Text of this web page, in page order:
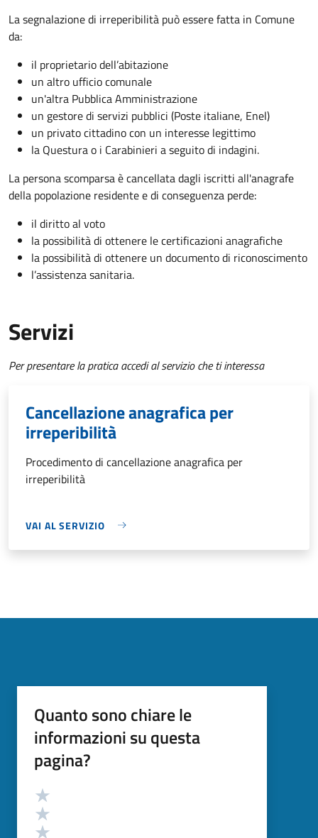
La segnalazione di irreperibilità può essere fatta in Comune
da:
il proprietario dell’abitazione
un altro ufficio comunale
un'altra Pubblica Amministrazione
un gestore di servizi pubblici (Poste italiane, Enel)
un privato cittadino con un interesse legittimo
la Questura o i Carabinieri a seguito di indagini.
La persona scomparsa è cancellata dagli iscritti all'anagrafe
della popolazione residente e di conseguenza perde:
il diritto al voto
la possibilità di ottenere le certificazioni anagrafiche
la possibilità di ottenere un documento di riconoscimento
l’assistenza sanitaria.
Servizi
Per presentare la pratica accedi al servizio che ti interessa
Cancellazione anagrafica per
irreperibilità
Procedimento di cancellazione anagrafica per
irreperibilità
VAI AL SERVIZIO
Quanto sono chiare le
informazioni su questa
pagina?
Valutazione